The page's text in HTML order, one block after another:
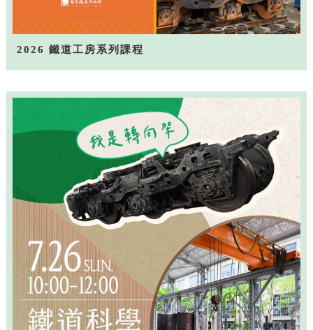
2026 鐵道工房系列課程